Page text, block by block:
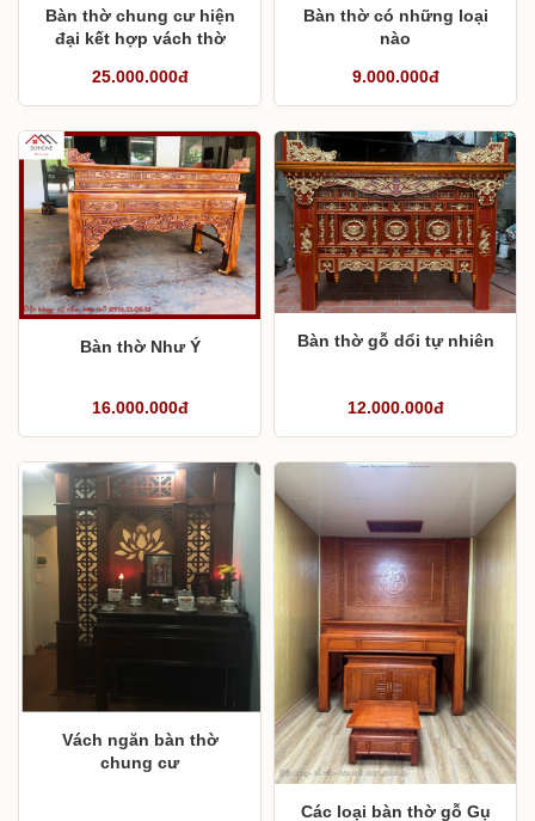
Bàn thờ chung cư hiện
đại kết hợp vách thờ
25.000.000đ
Bàn thờ có những loại
nào
9.000.000đ
Bàn thờ Như Ý
16.000.000đ
Bàn thờ gỗ dổi tự nhiên
12.000.000đ
Vách ngăn bàn thờ
chung cư
Các loại bàn thờ gỗ Gụ